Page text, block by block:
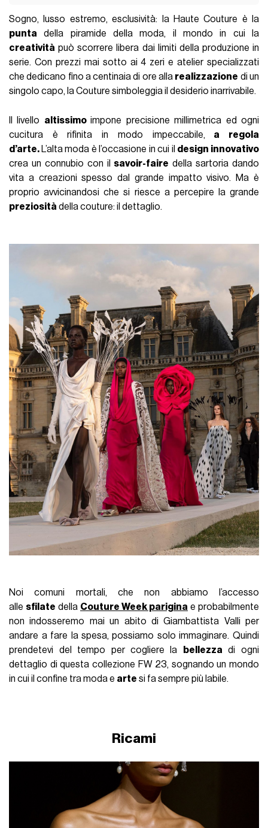
Sogno, lusso estremo, esclusività: la Haute Couture è la
punta della piramide della moda, il mondo in cui la
creatività può scorrere libera dai limiti della produzione in
serie. Con prezzi mai sotto ai 4 zeri e atelier specializzati
che dedicano fino a centinaia di ore alla realizzazione di un
singolo capo, la Couture simboleggia il desiderio inarrivabile.
Il livello altissimoimpone precisione millimetrica ed ogni
cucitura è rifinita in modo impeccabile, a regola
d’arte. L’alta moda è l’occasione in cui il design innovativo
crea un connubio con il savoir-faire della sartoria dando
vita a creazioni spesso dal grande impatto visivo. Ma è
proprio avvicinandosi che si riesce a percepire la grande
preziositàdella couture: il dettaglio.
Noi comuni mortali, che non abbiamo l’accesso
alle sfilate della Couture Week parigina e probabilmente
non indosseremo mai un abito di Giambattista Valli per
andare a fare la spesa, possiamo solo immaginare. Quindi
prendetevi del tempo per cogliere la
bellezza di ogni
dettaglio di questa collezione FW 23, sognando un mondo
in cui il confine tra moda e arte si fa sempre più labile.
Ricami